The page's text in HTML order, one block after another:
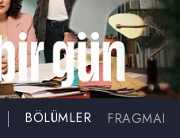
BÖLÜMLER FRAGMAN